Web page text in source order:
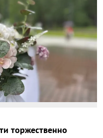
торжественно